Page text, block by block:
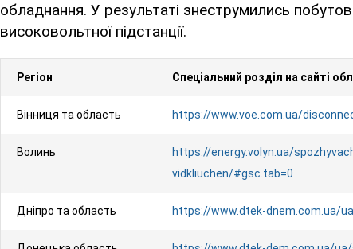
обладнання. У результаті знеструмились
високовольтної підстанції.
Регіон Спеціальний розділ на сайті
Вінниця та область https://www.voe.com.ua/
Волинь
https://energy.volyn.ua/
vidkliuchen/#gsc.tab=0
Дніпро та область https://www.dtek-dnem.com.ua/